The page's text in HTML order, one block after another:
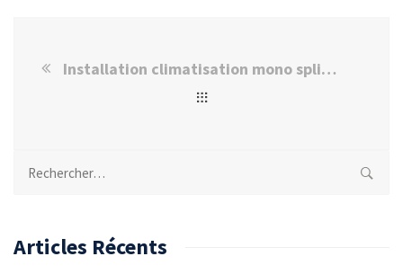
Installation climatisation mono split daikin Maisons Alfort
Rechercher :
Articles Récents